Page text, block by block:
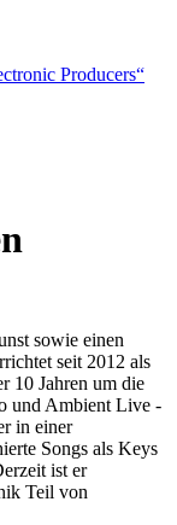
Producers“
sowie einen
seit 2012 als
10 Jahren um die
und Ambient Live -
in einer
Songs als Keys
ist er
Teil von